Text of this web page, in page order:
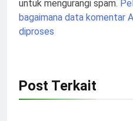
untuk mengurangi spam.
bagaimana data komentar
diproses
Post Terkait